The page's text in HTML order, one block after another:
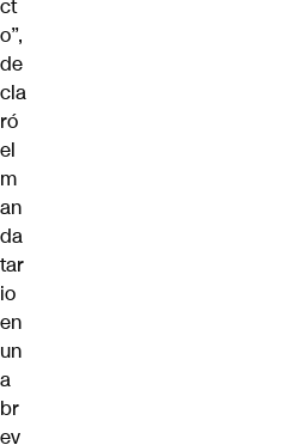
ct
o”,
de
cla
ró
el
m
an
da
tar
io
en
un
a
br
ev